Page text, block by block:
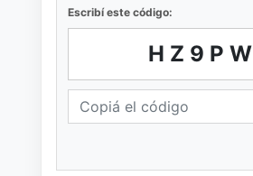
Escribí este código:
HZ9PW